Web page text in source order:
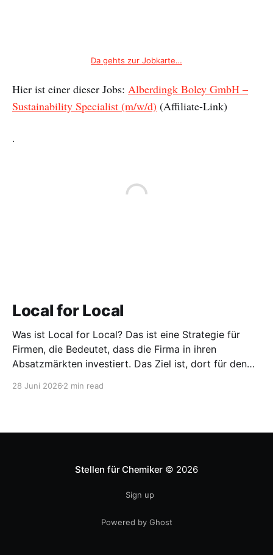
Da gehts zur Jobkarte…
Hier ist einer dieser Jobs: Alberdingk Boley GmbH –
Sustainability Specialist (m/w/d) (Affiliate-Link)
.
Local for Local
Was ist Local for Local? Das ist eine Strategie für
Firmen, die Bedeutet, dass die Firma in ihren
Absatzmärkten investiert. Das Ziel ist, dort für den
entwickeln. Diese Strategie ist von Toyota bekannt,
28 Juni 2026 2 min read
Stellen für Chemiker © 2026
Sign up
Powered by Ghost